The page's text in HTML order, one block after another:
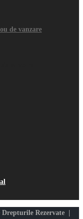
Rezervate |